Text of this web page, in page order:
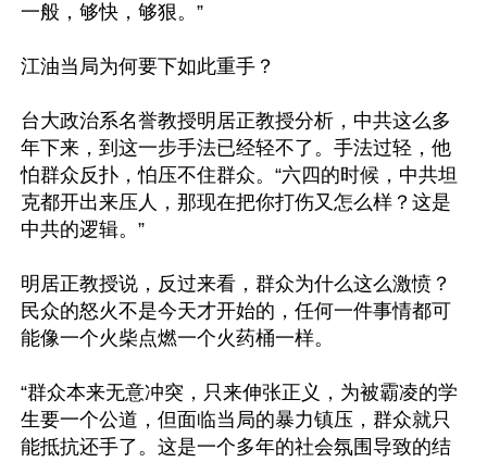
一般，够快，够狠。”
江油当局为何要下如此重手？
台大政治系名誉教授明居正教授分析，中共这么多
年下来，到这一步手法已经轻不了。手法过轻，他
怕群众反扑，怕压不住群众。“六四的时候，中共坦
克都开出来压人，那现在把你打伤又怎么样？这是
中共的逻辑。”
明居正教授说，反过来看，群众为什么这么激愤？
民众的怒火不是今天才开始的，任何一件事情都可
能像一个火柴点燃一个火药桶一样。
“群众本来无意冲突，只来伸张正义，为被霸凌的学
生要一个公道，但面临当局的暴力镇压，群众就只
能抵抗还手了。这是一个多年的社会氛围导致的结